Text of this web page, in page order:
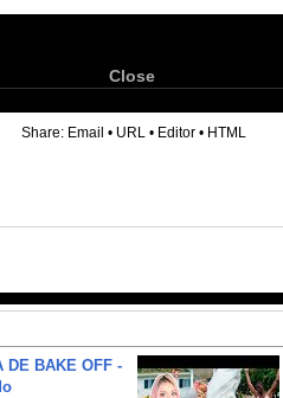
Close
Share: Email • URL • Editor • HTML
DE BAKE OFF -